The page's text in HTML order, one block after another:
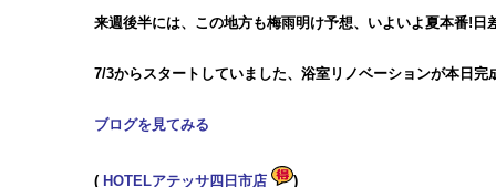
来週後半には、この地方も梅雨明け予想、いよいよ夏本番!日
7/3からスタートしていました、浴室リノベーションが本日完
ブログを見てみる
( HOTELアテッサ四日市店
)